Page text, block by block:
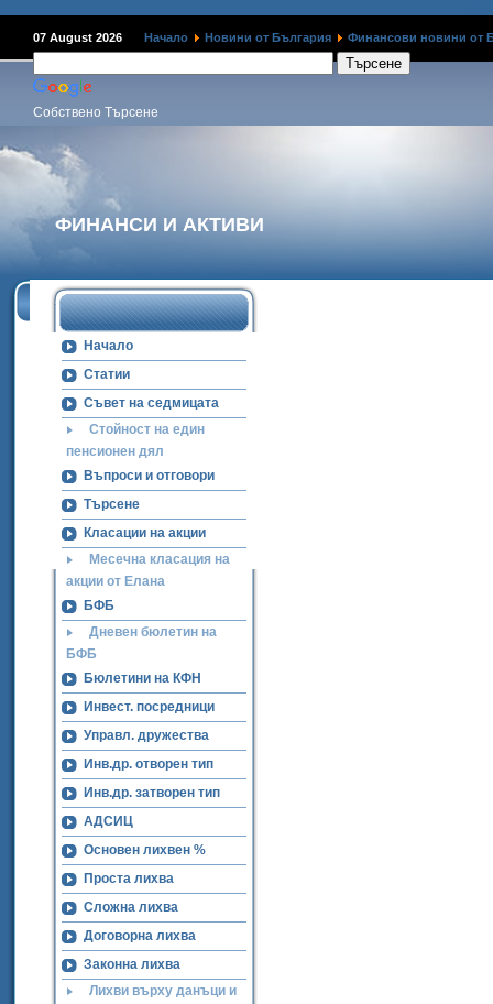
07 August 2026 Начало Новини от България Финансови новини от
Собствено Търсене
ФИНАНСИ И АКТИВИ
Начало
Статии
Съвет на седмицата
Стойност на един
пенсионен дял
Въпроси и отговори
Търсене
Класации на акции
Месечна класация на
акции от Елана
БФБ
Дневен бюлетин на
БФБ
Бюлетини на КФН
Инвест. посредници
Управл. дружества
Инв.др. отворен тип
Инв.др. затворен тип
АДСИЦ
Основен лихвен %
Проста лихва
Сложна лихва
Договорна лихва
Законна лихва
Лихви върху данъци и